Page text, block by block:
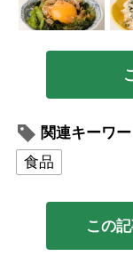
関連キーワ
食品
この